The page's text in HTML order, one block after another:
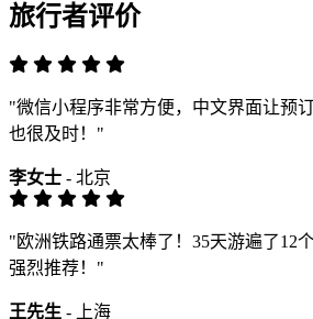
旅行者评价
"微信小程序非常方便，中文界面让预
也很及时！"
李女士 - 北京
"欧洲铁路通票太棒了！35天游遍了12
强烈推荐！"
王先生 - 上海